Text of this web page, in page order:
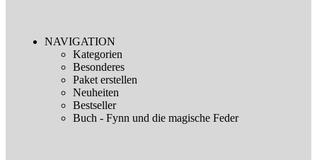
NAVIGATION
Kategorien
Besonderes
Paket erstellen
Neuheiten
Bestseller
Buch - Fynn und die magische Feder